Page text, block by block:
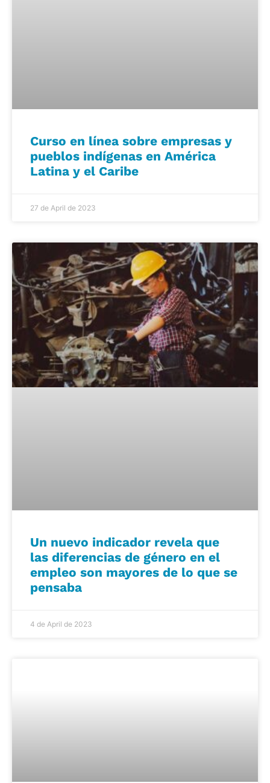
Curso en línea sobre empresas y
pueblos indígenas en América
Latina y el Caribe
27 de April de 2023
Un nuevo indicador revela que
las diferencias de género en el
empleo son mayores de lo que se
pensaba
4 de April de 2023